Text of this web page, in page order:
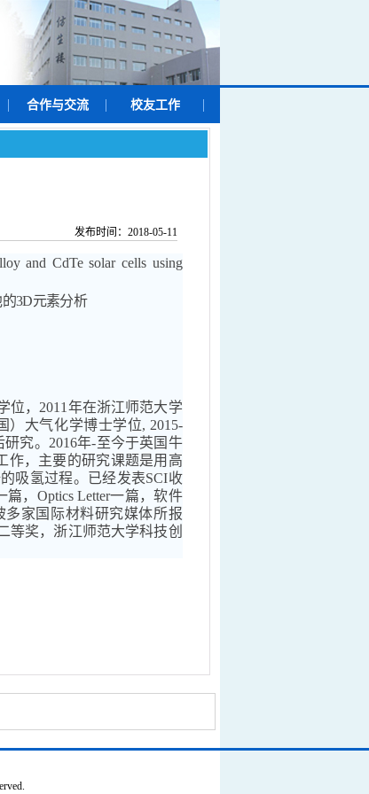
合作与交流 校友工作
发布时间：2018-05-11
and CdTe solar cells using
3D元素分析
位， 2011 年在浙江师范大学
）大气化学博士学位, 2015-
究。 2016年-至今于英国牛
作，主要的研究课题是用高
吸氢过程。已经发表SCI收
篇， Optics Letter一篇，软件
多家国际材料研究媒体所报
等奖，浙江师范大学科技创